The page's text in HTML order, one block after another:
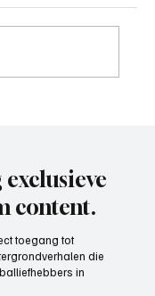
content.
toegang tot
die
in